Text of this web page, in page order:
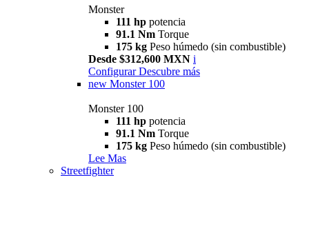
Monster
111 hp potencia
91.1 Nm Torque
175 kg Peso húmedo (sin combustible)
Desde $312,600 MXN i
Configurar Descubre más
new Monster 100
Monster 100
111 hp potencia
91.1 Nm Torque
175 kg Peso húmedo (sin combustible)
Lee Mas
Streetfighter